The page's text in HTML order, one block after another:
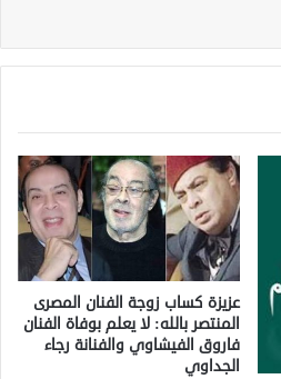
عزيزة كساب زوجة الفنان المصرى
المنتصر بالله: لا يعلم بوفاة الفنان
فاروق الفيشاوي والفنانة رجاء
الجداوي